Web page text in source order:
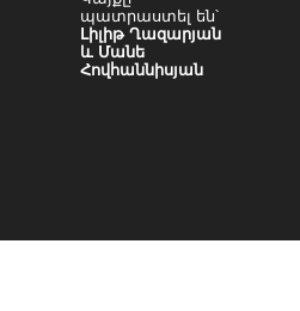
պատրաստել են՝
Լիլիթ Ղազարյան
և Մանե
Հովհաննիսյան